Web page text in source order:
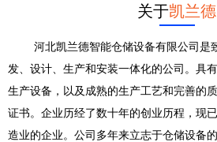
关于凯兰德
河北凯兰德智能仓储设备有限公司是
发、设计、生产和安装一体化的公司。具
生产设备，以及成熟的生产工艺和完善的
证书。企业历经了数十年的创业历程，现
造业的企业。公司多年来立志于仓储设备